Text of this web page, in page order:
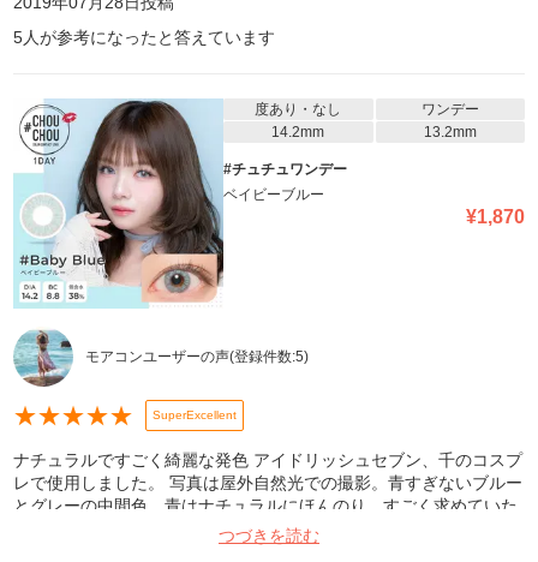
5人が参考になったと答えています
度あり・なし
ワンデー
14.2mm
13.2mm
#チュチュワンデー
ベイビーブルー
¥1,870
モアコンユーザーの声(登録件数:5)
★★★★★ SuperExcellent
ナチュラルですごく綺麗な発色 アイドリッシュセブン、千のコスプ
レで使用しました。 写真は屋外自然光での撮影。青すぎないブルー
とグレーの中間色、青はナチュラルにほんのり。すごく求めていた
感じです。 青みがしっかり欲しい方には物足りない感じかもしれな
いです。 使用感も良く、目がゴロゴロしたりする感じもないですし
つづきを読む